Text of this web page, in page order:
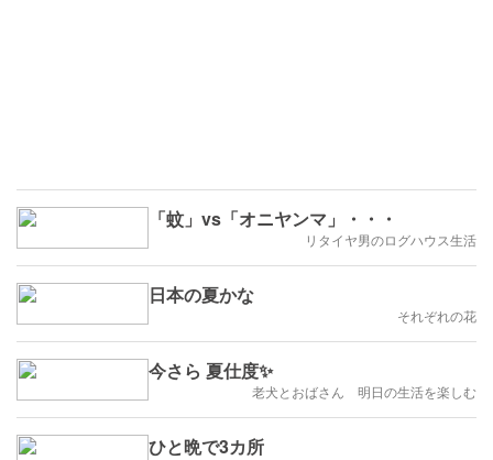
「蚊」vs「オニヤンマ」・・・
リタイヤ男のログハウス生活
日本の夏かな
それぞれの花
今さら 夏仕度✨
老犬とおばさん 明日の生活を楽しむ
ひと晩で3カ所